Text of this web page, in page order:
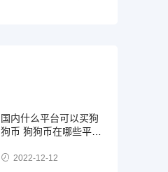
国内什么平台可以买狗
狗币 狗狗币在哪些平台
2022-12-12